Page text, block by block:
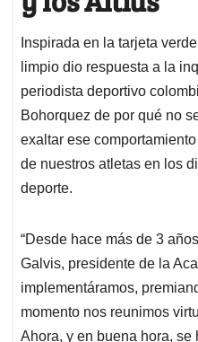
Inspirada en la tarjeta
limpio dio respuesta a la
periodista deportivo
Bohorquez de por qué no
exaltar ese
de nuestros atletas en los
deporte.
“Desde hace más de 3
Galvis, presidente de la
implementáramos,
momento nos reunimos
Ahora, y en buena hora,